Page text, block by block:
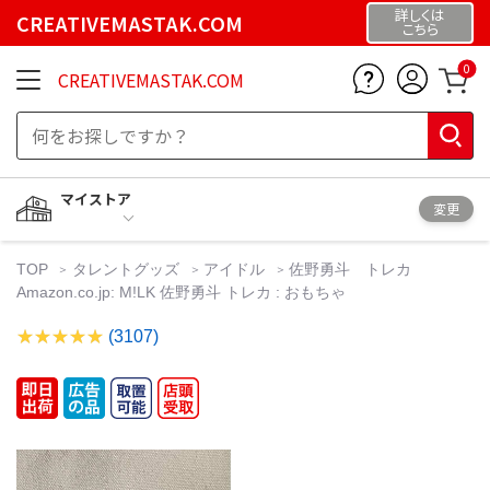
CREATIVEMASTAK.COM 詳しくは
こちら
CREATIVEMASTAK.COM 0
マイストア
変更
TOP タレントグッズ アイドル
佐野勇斗 トレカ
Amazon.co.jp: M!LK 佐野勇斗 トレカ : おもちゃ
(3107)